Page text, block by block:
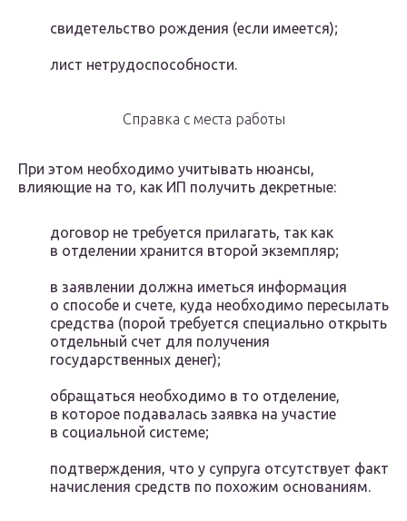
свидетельство рождения (если имеется);
лист нетрудоспособности.
Справка с места работы
При этом необходимо учитывать нюансы,
влияющие на то, как ИП получить декретные:
договор не требуется прилагать, так как
в отделении хранится второй экземпляр;
в заявлении должна иметься информация
о способе и счете, куда необходимо пересылать
средства (порой требуется специально открыть
отдельный счет для получения
государственных денег);
обращаться необходимо в то отделение,
в которое подавалась заявка на участие
в социальной системе;
подтверждения, что у супруга отсутствует факт
начисления средств по похожим основаниям.